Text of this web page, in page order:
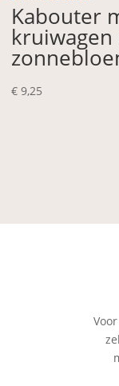
Kabouter
kruiwagen
€ 9,25